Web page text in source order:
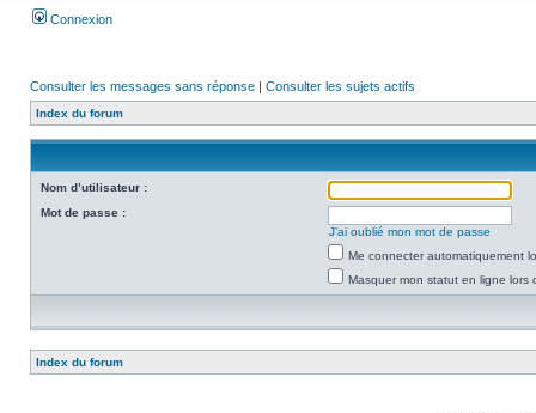
Connexion
Consulter les messages sans réponse | Consulter les sujets actifs
Index du forum
Nom d’utilisateur :
Mot de passe :
J’ai oublié mon mot de passe
Me connecter automatiquement
Masquer mon statut en ligne lors
Index du forum